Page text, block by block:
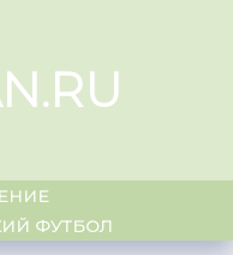
ФУТБОЛ